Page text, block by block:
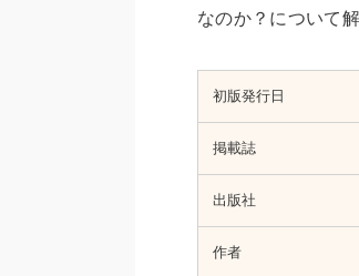
なのか？について
初版発行日
掲載誌
出版社
作者